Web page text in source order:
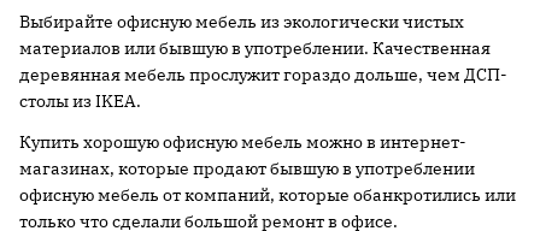
Выбирайте офисную мебель из экологически чистых
материалов или бывшую в употреблении. Качественная
деревянная мебель прослужит гораздо дольше, чем ДСП-
столы из IKEA.
Купить хорошую офисную мебель можно в интернет-
магазинах, которые продают бывшую в употреблении
офисную мебель от компаний, которые обанкротились или
только что сделали большой ремонт в офисе.